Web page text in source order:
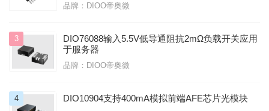
品牌：DIOO帝奥微
3
DIO76088输入5.5V低导通阻抗2mΩ负载开关应用
于服务器
品牌：DIOO帝奥微
4 DIO10904支持400mA模拟前端AFE芯片光模块